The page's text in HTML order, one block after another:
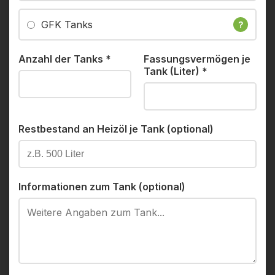
GFK Tanks ?
Anzahl der Tanks *
Fassungsvermögen je
Tank (Liter) *
Restbestand an Heizöl je Tank (optional)
Informationen zum Tank (optional)